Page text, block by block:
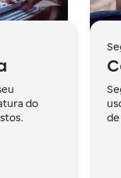
do
de